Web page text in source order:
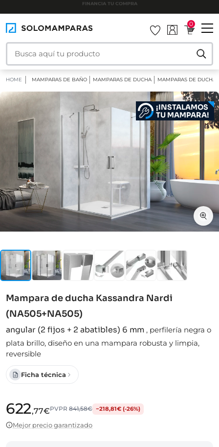
INSTALAMOS TU MAMPARA
0
HOME MAMPARAS DE BAÑO MAMPARAS DE DUCHA MAMPARAS DE DUCHA
¡INSTALAMOS
TU MAMPARA!
Mampara de ducha Kassandra Nardi
(NA505+NA505)
angular (2 fijos + 2 abatibles) 6 mm , perfilería negra o
plata brillo, diseño en una mampara robusta y limpia,
reversible
Ficha técnica
622,77€PVPR841,58€ −218,81€ (-26%)
Mejor precio garantizado